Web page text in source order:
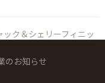
のお知らせ
ク＆シェリーフィニッ